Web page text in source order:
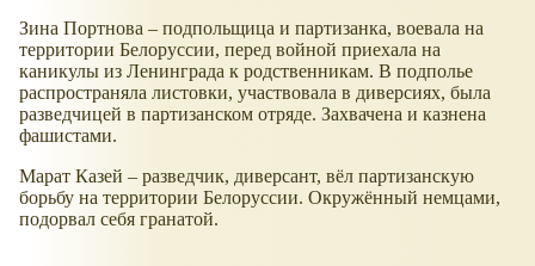
Зина Портнова – подпольщица и партизанка, воевала на
территории Белоруссии, перед войной приехала на
каникулы из Ленинграда к родственникам. В подполье
распространяла листовки, участвовала в диверсиях, была
разведчицей в партизанском отряде. Захвачена и казнена
фашистами.
Марат Казей – разведчик, диверсант, вёл партизанскую
борьбу на территории Белоруссии. Окружённый немцами,
подорвал себя гранатой.